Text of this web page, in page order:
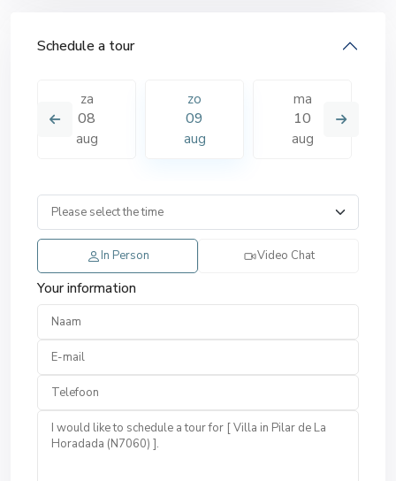
Schedule a tour
za
08
aug
zo
09
aug
ma
10
aug
In Person Video Chat
Your information